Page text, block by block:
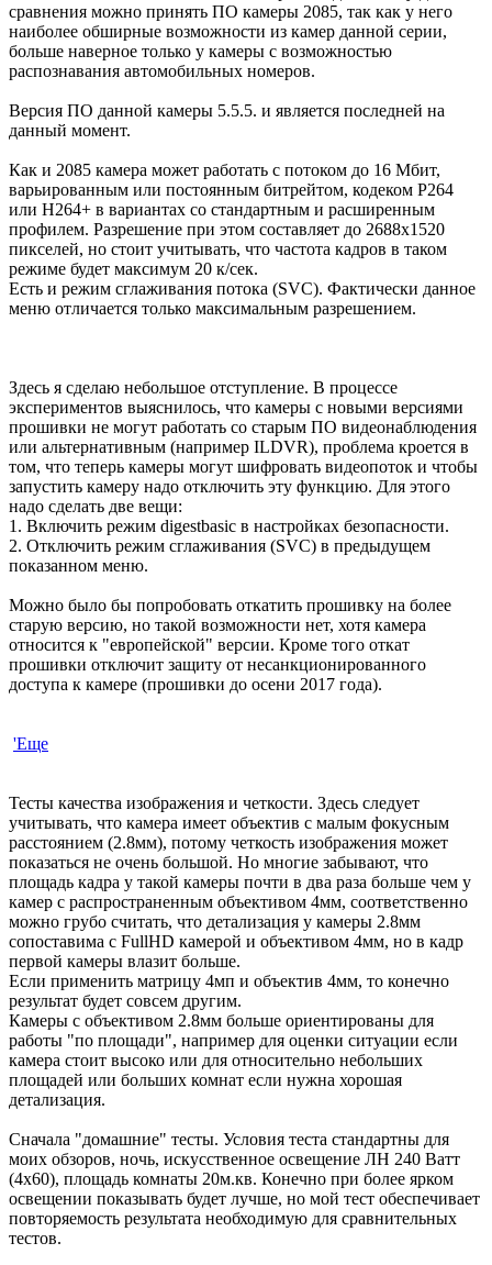
сравнения можно принять ПО камеры 2085, так как у него
наиболее обширные возможности из камер данной серии,
больше наверное только у камеры с возможностью
распознавания автомобильных номеров.
Версия ПО данной камеры 5.5.5. и является последней на
данный момент.
Как и 2085 камера может работать с потоком до 16 Мбит,
варьированным или постоянным битрейтом, кодеком Р264
или Н264+ в вариантах со стандартным и расширенным
профилем. Разрешение при этом составляет до 2688х1520
пикселей, но стоит учитывать, что частота кадров в таком
режиме будет максимум 20 к/сек.
Есть и режим сглаживания потока (SVC). Фактически данное
меню отличается только максимальным разрешением.
Здесь я сделаю небольшое отступление. В процессе
экспериментов выяснилось, что камеры с новыми версиями
прошивки не могут работать со старым ПО видеонаблюдения
или альтернативным (например ILDVR), проблема кроется в
том, что теперь камеры могут шифровать видеопоток и чтобы
запустить камеру надо отключить эту функцию. Для этого
надо сделать две вещи:
1. Включить режим digestbasic в настройках безопасности.
2. Отключить режим сглаживания (SVC) в предыдущем
показанном меню.
Можно было бы попробовать откатить прошивку на более
старую версию, но такой возможности нет, хотя камера
относится к "европейской" версии. Кроме того откат
прошивки отключит защиту от несанкционированного
доступа к камере (прошивки до осени 2017 года).
'Еще
Тесты качества изображения и четкости. Здесь следует
учитывать, что камера имеет объектив с малым фокусным
расстоянием (2.8мм), потому четкость изображения может
показаться не очень большой. Но многие забывают, что
площадь кадра у такой камеры почти в два раза больше чем у
камер с распространенным объективом 4мм, соответственно
можно грубо считать, что детализация у камеры 2.8мм
сопоставима с FullHD камерой и объективом 4мм, но в кадр
первой камеры влазит больше.
Если применить матрицу 4мп и объектив 4мм, то конечно
результат будет совсем другим.
Камеры с объективом 2.8мм больше ориентированы для
работы "по площади", например для оценки ситуации если
камера стоит высоко или для относительно небольших
площадей или больших комнат если нужна хорошая
детализация.
Сначала "домашние" тесты. Условия теста стандартны для
моих обзоров, ночь, искусственное освещение ЛН 240 Ватт
(4х60), площадь комнаты 20м.кв. Конечно при более ярком
освещении показывать будет лучше, но мой тест обеспечивает
повторяемость результата необходимую для сравнительных
тестов.